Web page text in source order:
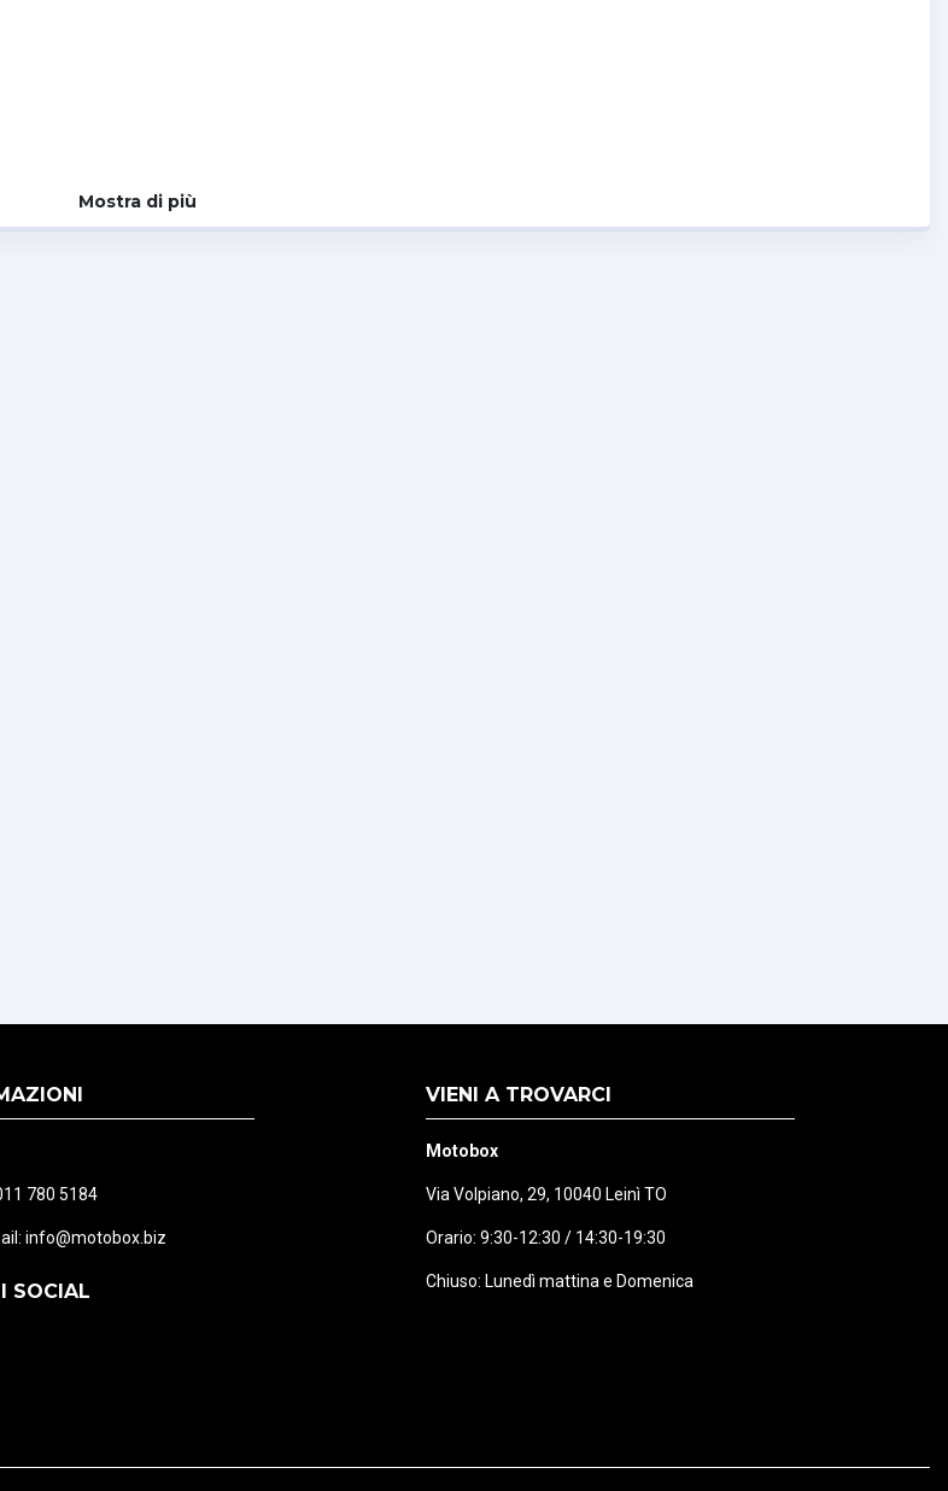
Mostra di più
780 5184
info@motobox.biz
SOCIAL
VIENI A TROVARCI
Motobox
Via Volpiano, 29, 10040 Leinì TO
Orario: 9:30-12:30 / 14:30-19:30
Chiuso: Lunedì mattina e Domenica